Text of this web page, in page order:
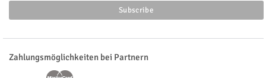
Zahlungsmöglichkeiten bei Partnern